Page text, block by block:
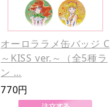
オーロララメ缶バッジ C
～KISS ver.～（全5種ラ
ン …
770円